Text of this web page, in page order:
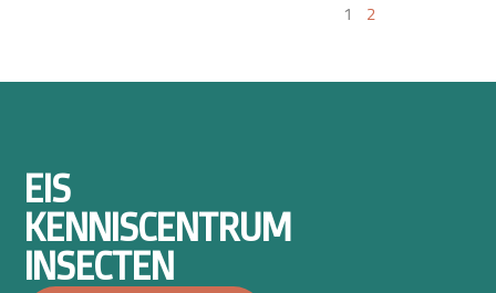
1 2
EIS
KENNISCENTRUM
INSECTEN